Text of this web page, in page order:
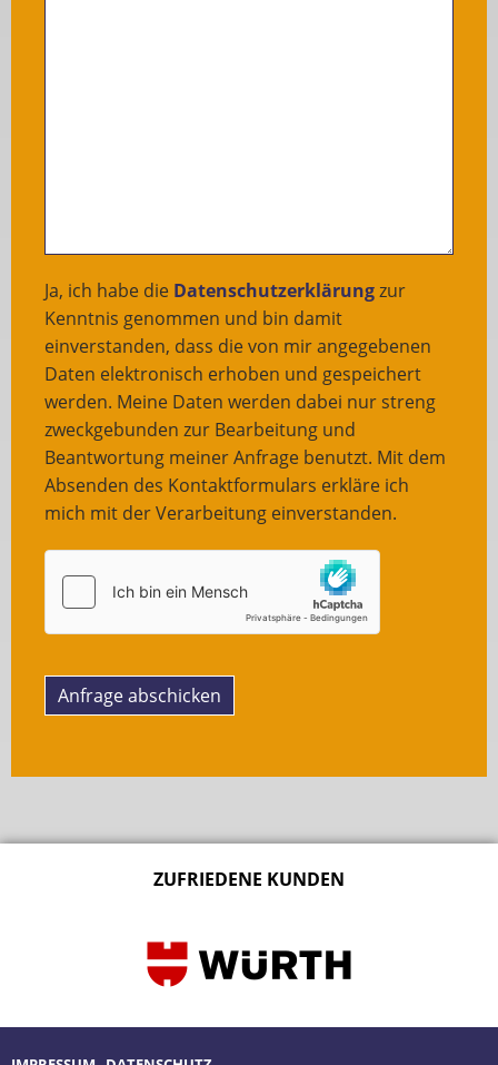
Ja, ich habe die Datenschutzerklärungzur
Kenntnis genommen und bin damit
einverstanden, dass die von mir angegebenen
Daten elektronisch erhoben und gespeichert
werden. Meine Daten werden dabei nur streng
zweckgebunden zur Bearbeitung und
Beantwortung meiner Anfrage benutzt. Mit dem
Absenden des Kontaktformulars erkläre ich
mich mit der Verarbeitung einverstanden.
Anfrage abschicken
ZUFRIEDENE KUNDEN